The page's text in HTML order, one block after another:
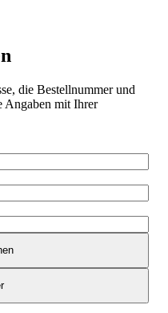
die Bestellnummer und
Angaben mit Ihrer